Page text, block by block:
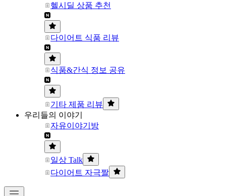
헬시딜 상품 추천
다이어트 식품 리뷰
식품&간식 정보 공유
기타 제품 리뷰
우리들의 이야기
자유이야기방
일상 Talk
다이어트 자극짤